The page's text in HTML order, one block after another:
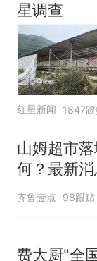
星调查
红星新闻 1847
山姆超市
何？最新消
齐鲁壹点 98跟贴
费大厨"全